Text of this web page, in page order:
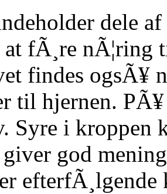
dele
at fÃ¸re
findes ogsÃ¥
til hjernen.
Syre i kroppen
god
efterfÃ¸lgende